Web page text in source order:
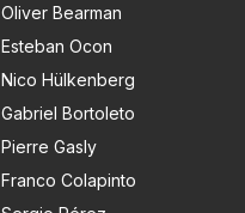
Oliver Bearman
Esteban Ocon
Nico Hülkenberg
Gabriel Bortoleto
Pierre Gasly
Franco Colapinto